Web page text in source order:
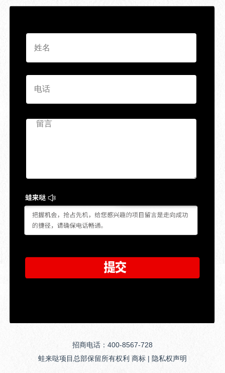
招商电话：400-8567-728
蛙来哒项目总部保留所有权利 商标 | 隐私权声明